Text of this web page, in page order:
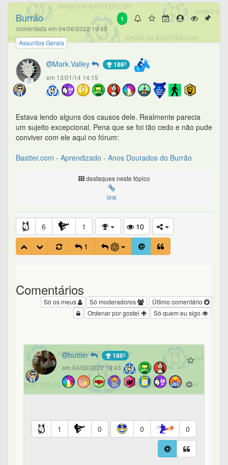
1
Burrão
comentada em 04/06/2022 19:43
Assuntos Gerais
Mark.Valley 186º
em 13/01/14 14:15
Estava lendo alguns dos causos dele. Realmente parecia
um sujeito excepcional. Pena que se foi tão cedo e não pude
conviver com ele aqui no fórum:
Bastter.com - Aprendizado - Anos Dourados do Burrão
destaques neste tópico
link
6 1
10
1
Comentários
Último comentário
Só moderadores
Só os meus
Só quem eu sigo
Ordenar por gostei
buttler 186º
em 04/06/2022 19:43
1 0 0 0